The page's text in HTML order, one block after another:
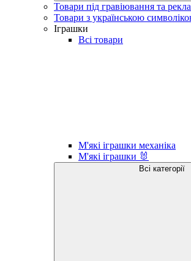
Товари під гравіювання та
Товари з українською
Іграшки
Всі товари
М'які іграшки механіка
М'які іграшки 🐰
Всі категорії